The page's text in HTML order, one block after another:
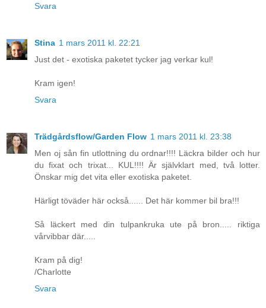
Svara
Stina 1 mars 2011 kl. 22:21
Just det - exotiska paketet tycker jag verkar kul!
Kram igen!
Svara
Trädgårdsflow/Garden Flow 1 mars 2011 kl. 23:38
Men oj sån fin utlottning du ordnar!!!! Läckra bilder och hur
du fixat och trixat... KUL!!!! Är självklart med, två lotter.
Önskar mig det vita eller exotiska paketet.
Härligt töväder här också...... Det här kommer bil bra!!!
Så läckert med din tulpankruka ute på bron..... riktiga
vårvibbar där.....
Kram på dig!
/Charlotte
Svara